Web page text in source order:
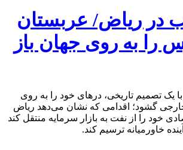
در ریاض/ عربستان
را به روی جهان باز
یک تصمیم تاریخی، در‌های خود را به روی
گشود؛ اقدامی که نشان می‌دهد ریاض
خود را از نفت به بازار سرمایه منتقل کند
خاورمیانه ترسیم کند.